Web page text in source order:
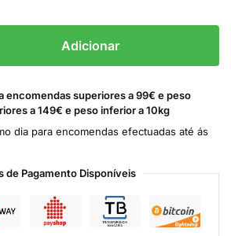
Adicionar
encomendas superiores a 99€ e peso
a 149€ e peso inferior a 10kg
dia para encomendas efectuadas até ás
de Pagamento Disponíveis